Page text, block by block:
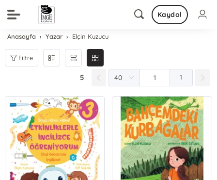
Kaydol
Anasayfa Yazar Elçin Kuzucu
Filtre
5 1